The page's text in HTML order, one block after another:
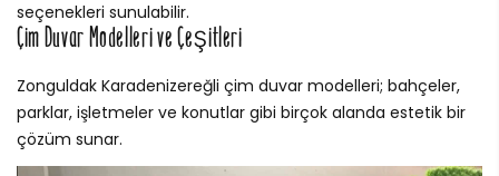
seçenekleri sunulabilir.
Çim Duvar Modelleri ve Çeşitleri
Zonguldak Karadenizereğli çim duvar modelleri; bahçeler,
parklar, işletmeler ve konutlar gibi birçok alanda estetik bir
çözüm sunar.